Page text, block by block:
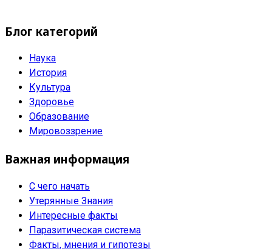
Блог категорий
Наука
История
Культура
Здоровье
Образование
Мировоззрение
Важная информация
С чего начать
Утерянные Знания
Интересные факты
Паразитическая система
Факты, мнения и гипотезы